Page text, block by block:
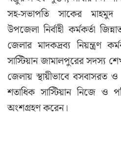
সহ-সভাপতি সাকের
উপজেলা নির্বাহী কর্মকর্তা
জেলার মাদকদ্রব্য নিয়ন্ত্রণ
সাস্টিয়ান জামালপুরের সদস্য
জেলায় স্থায়ীভাবে বসবাসরত
শতাধিক সাস্টিয়ান নিজে ও
অংশগ্রহণ করেন।